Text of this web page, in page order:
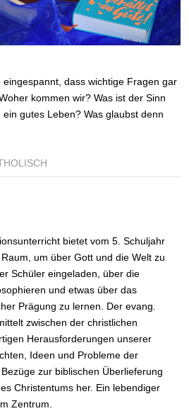
eingespannt, dass wichtige Fragen gar
kommen wir? Was ist der Sinn
gutes Leben? Was glaubst denn
bietet vom 5. Schuljahr
um über Gott und die Welt zu
Schüler eingeladen, über die
und etwas über das
Prägung zu lernen. Der evang.
zwischen der christlichen
Herausforderungen unserer
Ideen und Probleme der
zur biblischen Überlieferung
Christentums her. Ein lebendiger
Zentrum.